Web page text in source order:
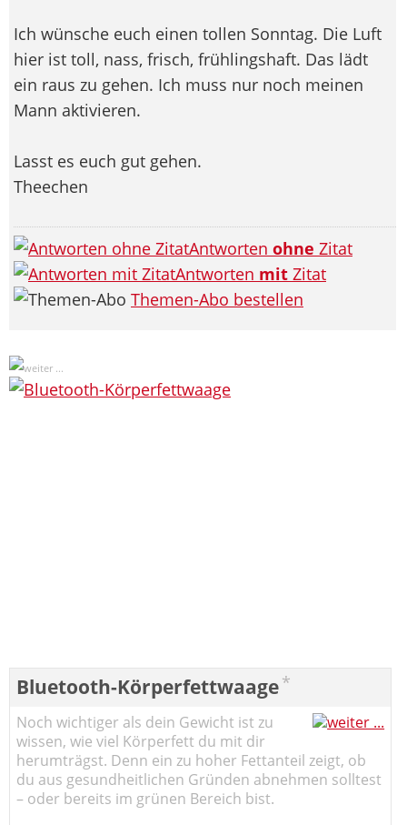
Ich wünsche euch einen tollen Sonntag. Die Luft
hier ist toll, nass, frisch, frühlingshaft. Das lädt
ein raus zu gehen. Ich muss nur noch meinen
Mann aktivieren.
Lasst es euch gut gehen.
Theechen
Antworten ohne Zitat
Antworten mit Zitat
Themen-Abo bestellen
Bluetooth-Körperfettwaage*
Noch wichtiger als dein Gewicht ist zu
wissen, wie viel Körperfett du mit dir
herumträgst. Denn ein zu hoher Fettanteil zeigt, ob
du aus gesundheitlichen Gründen abnehmen solltest
– oder bereits im grünen Bereich bist.